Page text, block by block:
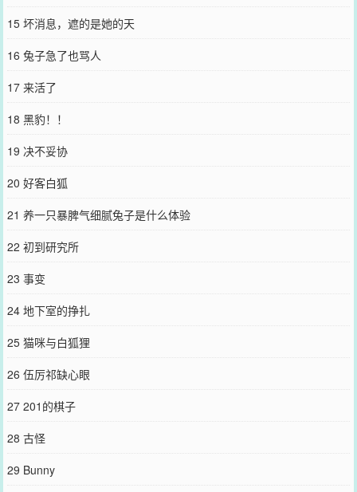
15 坏消息，遮的是她的天
16 兔子急了也骂人
17 来活了
18 黑豹！！
19 决不妥协
20 好客白狐
21 养一只暴脾气细腻兔子是什么体验
22 初到研究所
23 事变
24 地下室的挣扎
25 猫咪与白狐狸
26 伍厉祁缺心眼
27 201的棋子
28 古怪
29 Bunny